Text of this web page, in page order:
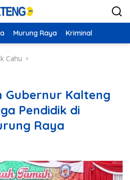
Murung Raya Kriminal
Cahu
Gubernur Kalteng
Pendidik di
Raya